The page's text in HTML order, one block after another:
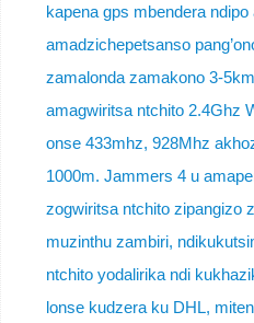
kapena gps mbendera
amadzichepetsanso
zamalonda zamakono 3-
amagwiritsa ntchito 2.4Ghz
onse 433mhz, 928Mhz
1000m. Jammers 4 u
zogwiritsa ntchito zipangizo
muzinthu zambiri,
ntchito yodalirika ndi
lonse kudzera ku DHL,